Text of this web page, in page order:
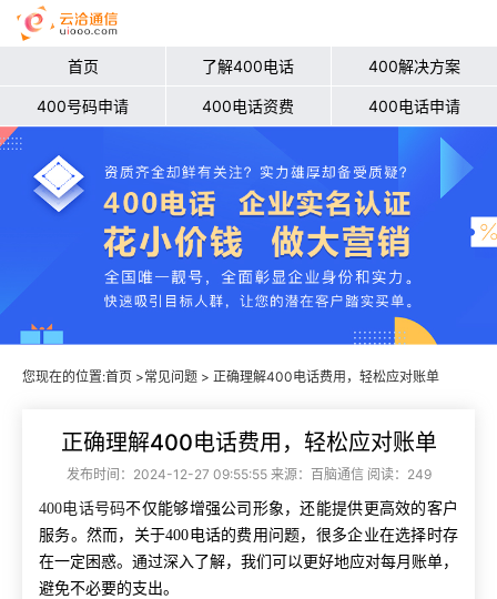
首页 了解400电话 400解决方案
400号码申请 400电话资费 400电话申请
您现在的位置:首页 >常见问题 > 正确理解400电话费用，轻松应对账单
正确理解400电话费用，轻松应对账单
发布时间：2024-12-27 09:55:55 来源：百脑通信 阅读：249
400电话号码不仅能够增强公司形象，还能提供更高效的客户
服务。然而，关于400电话的费用问题，很多企业在选择时存
在一定困惑。通过深入了解，我们可以更好地应对每月账单，
避免不必要的支出。